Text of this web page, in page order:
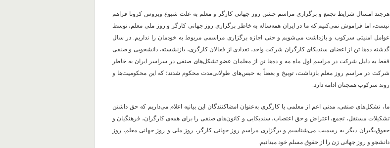
هرچند امسال شرایط تجمع و برگزاری مراسم جشن روز جهانی کارگر و معلم به علت شیوع ویروس کرونا فراهم
نیست، اما فراموش نمی‌کنیم که ما در ایران همه‌ساله به خاطر برگزاری روز جهانی کارگر و روز ملی معلم، توسط
عوامل امنیتی سرکوب و بازداشت می‌شویم و حتی اجازه برگزاری مراسمی مربوط به خودمان را نداریم. در سال
گذشته ده‌ها تن از اعضای سندیکای کارگران شرکت واحد، تعدادی از فعالان کارگری، بازنشسته، دانشجویی و صنفی
فقط به دلیل شرکت در مراسم اول ماه مه و ده‌ها تن از معلمان عضو تشکل‌های صنفی در سراسر ایران به خاطر
شرکت در مراسم روز معلم بازداشت، توبیخ و بعضاً به حبس‌های طولانی‌مدت محکوم شدند؛ که این محکومیت‌ها و
روند سرکوب همچنان ادامه دارد.
ما، تشکل‌های صنفی، مدنی اعم از معلمی یا کارگری به‌عنوان امضاکنندگان این بیانیه اعلام می‌داریم که حق داشتن
تشکیلات مستقل، تجمع، اعتراض و حق اعتصاب، سندیکایی و کانون‌های صنفی را برای همه‌ی کارگران، فرهنگیان و
حقوق‌بگیران دیگر به رسمیت می‌شناسیم و برگزاری مراسم روز جهانی کارگر، روز ملی و روز جهانی معلم، روز
دانشجو و روز جهانی زن را از حقوق مسلم خود میدانیم.